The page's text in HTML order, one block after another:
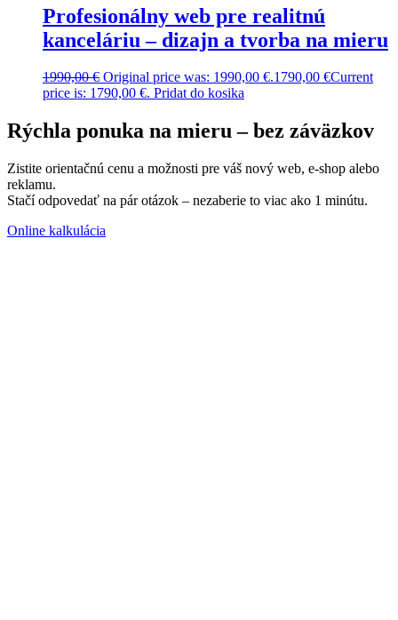
Profesionálny web pre realitnú
kanceláriu – dizajn a tvorba na mieru
1990,00€ Original price was: 1990,00 €.1790,00 €Current
price is: 1790,00 €. Pridat do kosika
Rýchla ponuka na mieru – bez záväzkov
Zistite orientačnú cenu a možnosti pre váš nový web, e-shop alebo
reklamu.
Stačí odpovedať na pár otázok – nezaberie to viac ako 1 minútu.
Online kalkulácia